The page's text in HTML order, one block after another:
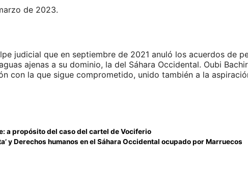
de 2023.
judicial que en septiembre de 2021 anuló los acuerdos de
ajenas a su dominio, la del Sáhara Occidental. Oubi
con la que sigue comprometido, unido también a la
a propósito del caso del cartel de Vociferio
y Derechos humanos en el Sáhara Occidental ocupado por Marruecos